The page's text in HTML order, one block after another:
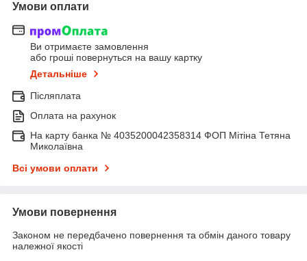
Умови оплати
Ви отримаєте замовлення
або гроші повернуться на вашу картку
Детальніше
Післяплата
Оплата на рахунок
На карту банка № 4035200042358314 ФОП Мітіна Тетяна
Миколаївна
Всі умови оплати
Умови повернення
Законом не передбачено повернення та обмін даного товару
належної якості